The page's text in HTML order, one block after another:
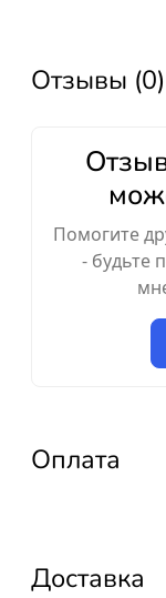
Отзывы (0)
Помогите
- будьте
Оплата
Доставка